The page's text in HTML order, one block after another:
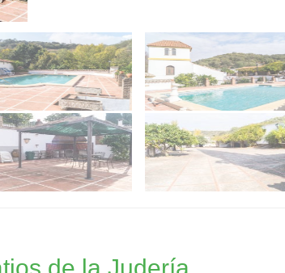
de la Judería